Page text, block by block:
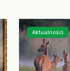
Aktualności